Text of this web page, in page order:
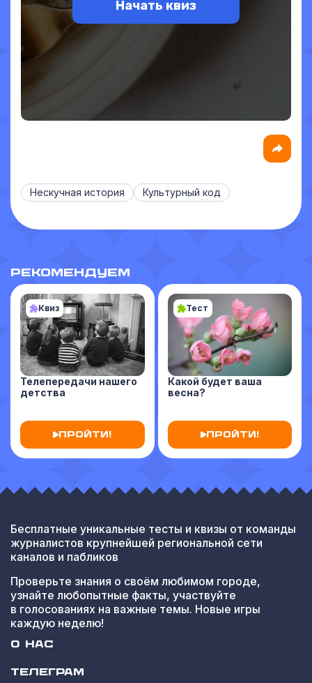
Нескучная история Культурный код
РЕКОМЕНДУЕМ
Квиз
Телепередачи нашего
детства
ПРОЙТИ!
Тест
Какой будет ваша
весна?
ПРОЙТИ!
Бесплатные уникальные тесты и квизы от команды
журналистов крупнейшей региональной сети
каналов и пабликов
Проверьте знания о своём любимом городе,
узнайте любопытные факты, участвуйте
в голосованиях на важные темы. Новые игры
каждую неделю!
О НАС
ТЕЛЕГРАМ